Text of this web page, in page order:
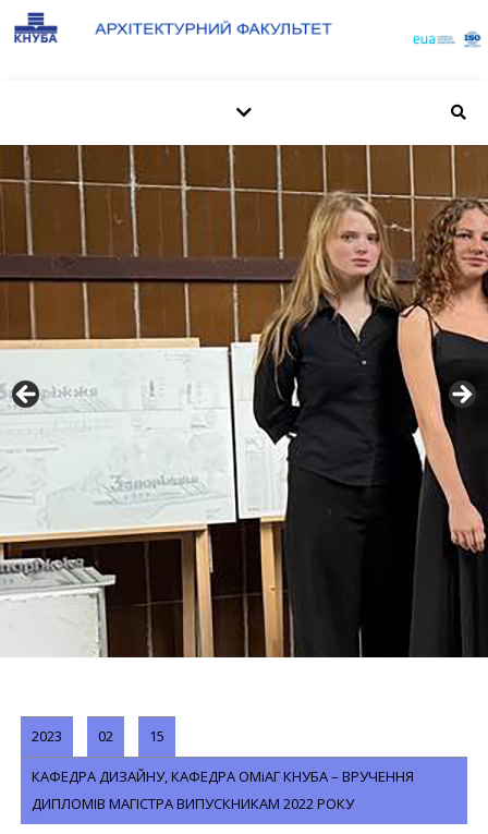
2023 02 15
КАФЕДРА ДИЗАЙНУ, КАФЕДРА ОМіАГ КНУБА – ВРУЧЕННЯ
ДИПЛОМІВ МАГІСТРА ВИПУСКНИКАМ 2022 РОКУ